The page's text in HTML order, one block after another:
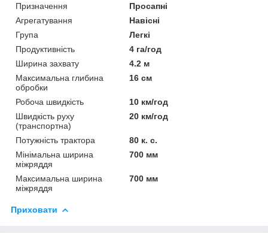
Призначення
Просапні
Агрегатування
Навісні
Група
Легкі
Продуктивність
4 га/год
Ширина захвату
4.2 м
Максимальна глибина
обробки
16 см
Робоча швидкість
10 км/год
Швидкість руху
(транспортна)
20 км/год
Потужність трактора
80 к. с.
Мінімальна ширина
міжряддя
700 мм
Максимальна ширина
міжряддя
700 мм
Приховати